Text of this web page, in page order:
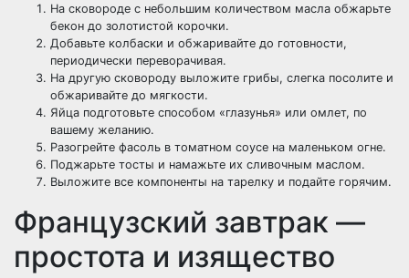
На сковороде с небольшим количеством масла обжарьте
бекон до золотистой корочки.
Добавьте колбаски и обжаривайте до готовности,
периодически переворачивая.
На другую сковороду выложите грибы, слегка посолите и
обжаривайте до мягкости.
Яйца подготовьте способом «глазунья» или омлет, по
вашему желанию.
Разогрейте фасоль в томатном соусе на маленьком огне.
Поджарьте тосты и намажьте их сливочным маслом.
Выложите все компоненты на тарелку и подайте горячим.
Французский завтрак —
простота и изящество